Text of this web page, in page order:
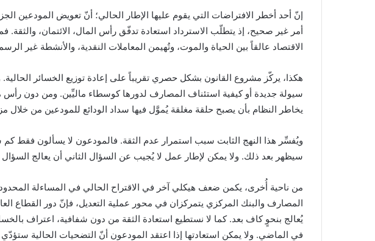
إنّ أحد أخطر الافتراضات التي يقوم عليها الإطار الحالي؛ أنّ تعويض المودعين
أمر غير صحيح، إذ يتطلّب الاسترداد استعادة تدفّق رأس المال، الائتمان،
الاقتصاد عالقاً بين الحياة والموت، وتُهيمن المعاملات النقدية، والأنشطة غير
هكذا، يركّز مشروع القانون بشكل حصري تقريباً على إعادة توزيع الخسائر
سيولة جديدة أو كيفية استئناف المصارف لدورها كوسطاء ماليِّين. ومن دون رأس
يخاطر النظام بأن يصبح حلقة مغلقة يُموَّل فيها سداد الودائع للمودعين من خلال
ويُفسِّر هذا النهج الثابت سبب استمرار عدم الثقة. فالمودعون لا يسألون فقط
سيظهر بعد ذلك. ولا يمكن لإطار عمل لا يُجيب عن السؤال الثاني أن يعالج
من ناحية أُخرى، يكمن ضعف هيكلي آخر في الاقتراح الحالي في المساءلة
المصارف والبنك المركزي يتمركزان في محور عملية التعديل، فإنّ دور القطاع
يُعالج بنحوٍ كاف بعد. كما لا نستطيع استعادة الثقة من دون شفافية، اعتراف
في الماضي. ولا يمكن استعادتها إذا اعتقد المودعون أنّ التضحيات الحالية